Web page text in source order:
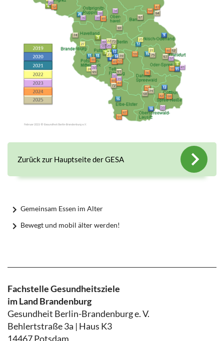
Zurück zur Hauptseite der GESA
Gemeinsam Essen im Alter
Bewegt und mobil älter werden!
Fachstelle Gesundheitsziele
im Land Brandenburg
Gesundheit Berlin-Brandenburg e. V.
Behlertstraße 3a | Haus K3
14467 Potsdam